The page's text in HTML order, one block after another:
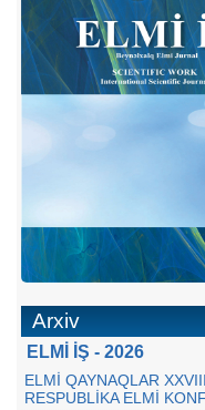
Arxiv
ELMİ İŞ - 2026
ELMİ QAYNAQLAR XXVIII
RESPUBLİKA ELMİ